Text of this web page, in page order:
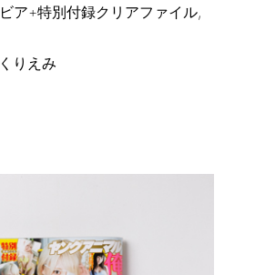
ア+特別付録クリアファイル,
りえみ